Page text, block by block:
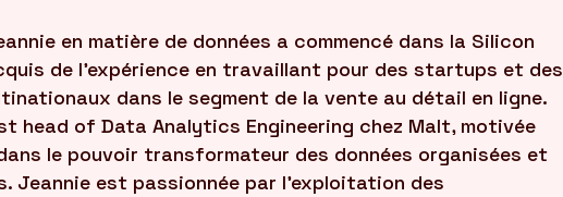
en matière de données a commencé dans la Silicon
de l'expérience en travaillant pour des startups et des
dans le segment de la vente au détail en ligne.
head of Data Analytics Engineering chez Malt, motivée
le pouvoir transformateur des données organisées et
Jeannie est passionnée par l'exploitation des